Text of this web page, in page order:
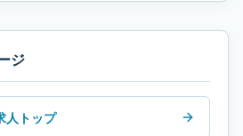
ジ
人トップ